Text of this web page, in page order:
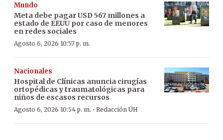
Mundo
Meta debe pagar USD 567 millones a
estado de EEUU por caso de menores
en redes sociales
Agosto 6, 2026 10:57 p. m.
Nacionales
Hospital de Clínicas anuncia cirugías
ortopédicas y traumatológicas para
niños de escasos recursos
Agosto 6, 2026 10:54 p. m. · Redacción ÚH